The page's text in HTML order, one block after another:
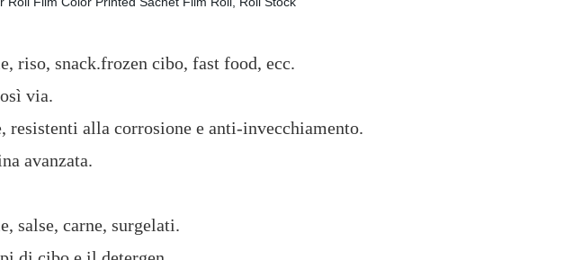
riso, snack.frozen cibo, fast food, ecc.
via.
resistenti alla corrosione e anti-invecchiamento.
avanzata.
salse, carne, surgelati.